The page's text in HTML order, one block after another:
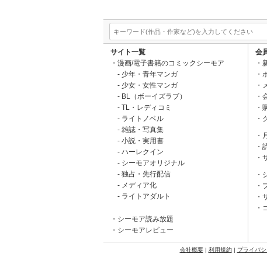
サイト一覧
漫画/電子書籍のコミックシーモア
少年・青年マンガ
少女・女性マンガ
BL（ボーイズラブ）
TL・レディコミ
ライトノベル
雑誌・写真集
小説・実用書
ハーレクイン
シーモアオリジナル
独占・先行配信
メディア化
ライトアダルト
シーモア読み放題
シーモアレビュー
会
会社概要| 利用規約| プライバ